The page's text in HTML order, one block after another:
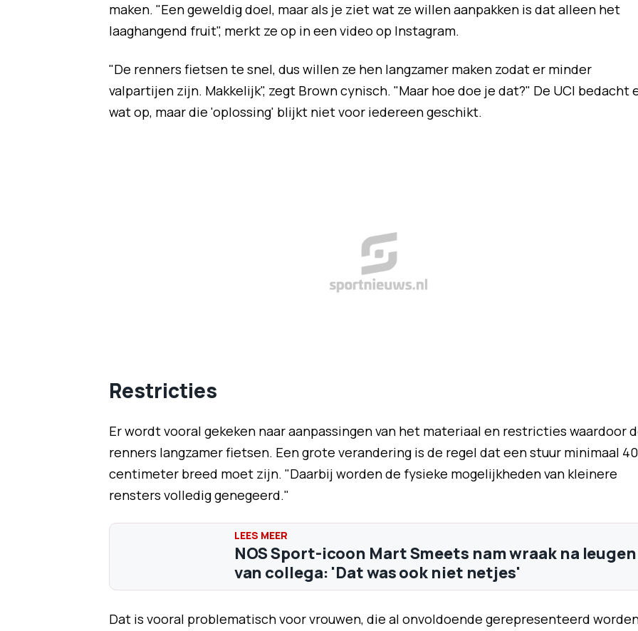
maken. "Een geweldig doel, maar als je ziet wat ze willen aanpakken is dat alleen het
laaghangend fruit", merkt ze op in een video op Instagram.
"De renners fietsen te snel, dus willen ze hen langzamer maken zodat er minder
valpartijen zijn. Makkelijk", zegt Brown cynisch. "Maar hoe doe je dat?" De UCI bedacht
wat op, maar die 'oplossing' blijkt niet voor iedereen geschikt.
Restricties
Er wordt vooral gekeken naar aanpassingen van het materiaal en restricties waardoor
renners langzamer fietsen. Een grote verandering is de regel dat een stuur minimaal 40
centimeter breed moet zijn. "Daarbij worden de fysieke mogelijkheden van kleinere
rensters volledig genegeerd."
NOS Sport-icoon Mart Smeets nam wraak na leugen
van collega: 'Dat was ook niet netjes'
Dat is vooral problematisch voor vrouwen, die al onvoldoende gerepresenteerd